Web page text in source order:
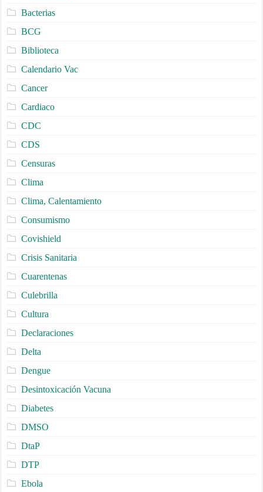
Bacterias
BCG
Biblioteca
Calendario Vac
Cancer
Cardiaco
CDC
CDS
Censuras
Clima
Clima, Calentamiento
Consumismo
Covishield
Crisis Sanitaria
Cuarentenas
Culebrilla
Cultura
Declaraciones
Delta
Dengue
Desintoxicación Vacuna
Diabetes
DMSO
DtaP
DTP
Ebola